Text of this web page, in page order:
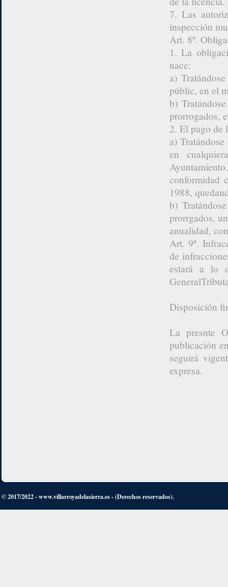
7. Las
inspección
Art. 8º.
1. La
nace:
a)
públic, en el
b)
prorrogados,
2. El pago de
a)
en
conformidad
1988,
b)
prorrgados,
anualidad,
Art. 9º.
de
estará a lo
Disposición
La presnte
publicación
seguirá
expresa.
© 2017/2022 - www.villarroyadelasierra.es - (Derechos reservados).